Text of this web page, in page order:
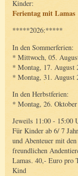
Kinder:
Ferientag mit Lamas
*****2026:*****
In den Sommerferien:
* Mittwoch, 05.
* Montag, 17. August
* Montag, 31. August
In den Herbstferien:
* Montag, 26.
Jeweils 11:00 - 15:00
Für Kinder ab 6/ 7
und Abenteuer mit den
freundlichen
Lamas. 40,- Euro pro
Kind